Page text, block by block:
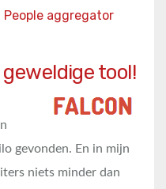
People aggregator
tool!
gevonden. En in mijn
niets minder dan